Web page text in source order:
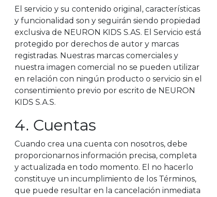
El servicio y su contenido original, características
y funcionalidad son y seguirán siendo propiedad
exclusiva de NEURON KIDS S.AS. El Servicio está
protegido por derechos de autor y marcas
registradas. Nuestras marcas comerciales y
nuestra imagen comercial no se pueden utilizar
en relación con ningún producto o servicio sin el
consentimiento previo por escrito de NEURON
KIDS S.A.S.
4. Cuentas
Cuando crea una cuenta con nosotros, debe
proporcionarnos información precisa, completa
y actualizada en todo momento. El no hacerlo
constituye un incumplimiento de los Términos,
que puede resultar en la cancelación inmediata